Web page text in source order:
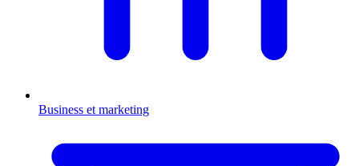
Business et marketing